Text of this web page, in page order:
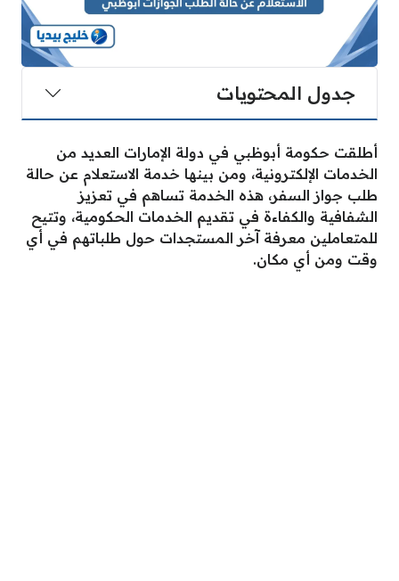
جدول المحتويات
أطلقت حكومة أبوظبي في دولة الإمارات العديد من
الخدمات الإلكترونية، ومن بينها خدمة الاستعلام عن حالة
طلب جواز السفر، هذه الخدمة تساهم في تعزيز
الشفافية والكفاءة في تقديم الخدمات الحكومية، وتتيح
للمتعاملين معرفة آخر المستجدات حول طلباتهم في أي
وقت ومن أي مكان.